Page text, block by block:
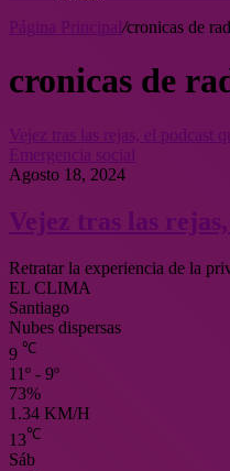
Página Principal /cronicas de
cronicas de
Vejez tras las rejas, el podcast
Emergencia social
Agosto 18, 2024
Vejez tras las
Retratar la experiencia de la
EL CLIMA
Santiago
Nubes dispersas
9 ℃
11º - 9º
73%
1.34 KM/H
13℃
Sáb